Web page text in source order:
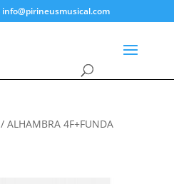
info@pirineusmusical.com
/ ALHAMBRA 4F+FUNDA